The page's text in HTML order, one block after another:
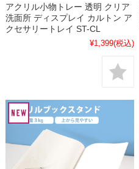
アクリル小物トレー 透明 クリア
洗面所 ディスプレイ カルトン ア
クセサリートレイ ST-CL
¥1,399(税込)